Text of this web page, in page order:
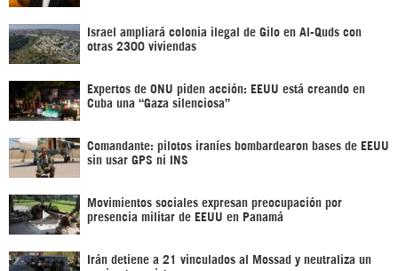
Israel ampliará colonia ilegal de Gilo en Al-Quds con
otras 2300 viviendas
Expertos de ONU piden acción: EEUU está creando en
Cuba una “Gaza silenciosa”
Comandante: pilotos iraníes bombardearon bases de EEUU
sin usar GPS ni INS
Movimientos sociales expresan preocupación por
presencia militar de EEUU en Panamá
Irán detiene a 21 vinculados al Mossad y neutraliza un